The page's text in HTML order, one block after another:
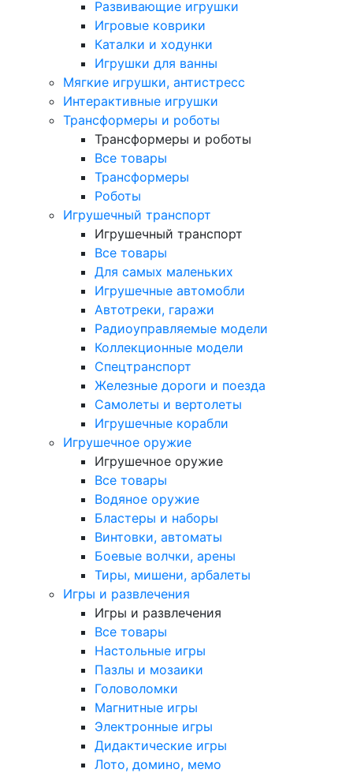
Развивающие игрушки
Игровые коврики
Каталки и ходунки
Игрушки для ванны
Мягкие игрушки, антистресс
Интерактивные игрушки
Трансформеры и роботы
Трансформеры и роботы
Все товары
Трансформеры
Роботы
Игрушечный транспорт
Игрушечный транспорт
Все товары
Для самых маленьких
Игрушечные автомобли
Автотреки, гаражи
Радиоуправляемые модели
Коллекционные модели
Спецтранспорт
Железные дороги и поезда
Самолеты и вертолеты
Игрушечные корабли
Игрушечное оружие
Игрушечное оружие
Все товары
Водяное оружие
Бластеры и наборы
Винтовки, автоматы
Боевые волчки, арены
Тиры, мишени, арбалеты
Игры и развлечения
Игры и развлечения
Все товары
Настольные игры
Пазлы и мозаики
Головоломки
Магнитные игры
Электронные игры
Дидактические игры
Лото, домино, мемо